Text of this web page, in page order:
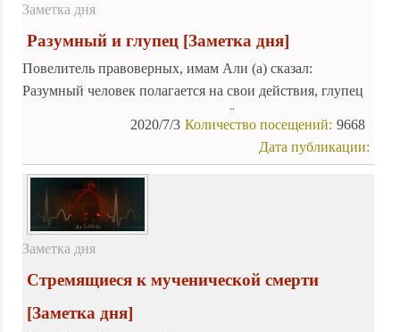
Заметка дня
Разумный и глупец [Заметка дня]
Повелитель правоверных, имам Али (а) сказал:
Разумный человек полагается на свои действия, глупец
же полагается на свои мечты и грёзы.
9668
Количество посещений:
2020/7/3
Дата публикации:
Заметка дня
Стремящиеся к мученической смерти
[Заметка дня]